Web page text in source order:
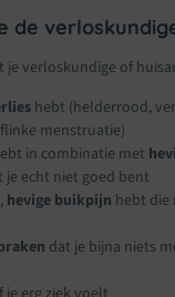
de
verloskundige of
hebt (helderrood,
menstruatie)
in combinatie met
je echt niet goed bent
hevige buikpijn hebt die
dat je bijna niets